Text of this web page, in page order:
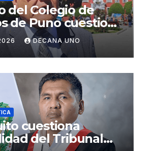
del Colegio de
de Puno cuestiona
sobre seguridad
DECANA UNO
cuestiona
del Tribunal